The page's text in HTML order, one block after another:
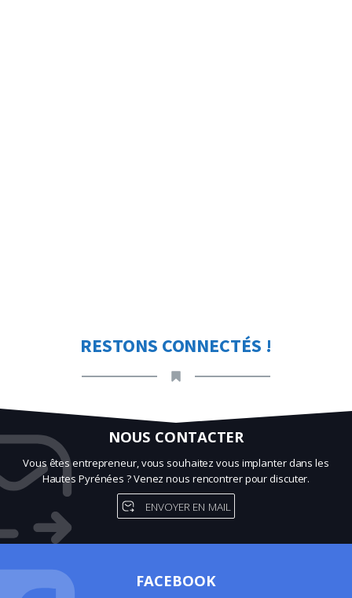
RESTONS CONNECTÉS !
NOUS CONTACTER
Vous êtes entrepreneur, vous souhaitez vous implanter dans les
Hautes Pyrénées ? Venez nous rencontrer pour discuter.
ENVOYER EN MAIL
FACEBOOK